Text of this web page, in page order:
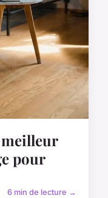
pour
6 min de lecture →